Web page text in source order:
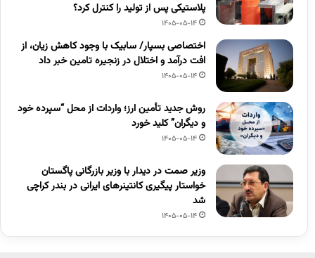
پلاستیکی پس از تولید را کنترل کرد؟
1405-05-14
اختصاصی بسپار/ سابیک با وجود کاهش زیان، از
افت درآمد و اختلال در زنجیره تامین خبر داد
1405-05-14
روش جدید تأمین ارز؛ واردات از محل “سپرده خود
و دیگران” کلید خورد
1405-05-14
وزیر صمت در دیدار با وزیر بازرگانی پاگستان
خواستار پیگیری کانتینرهای ایرانی در بندر کراچی
شد
1405-05-14